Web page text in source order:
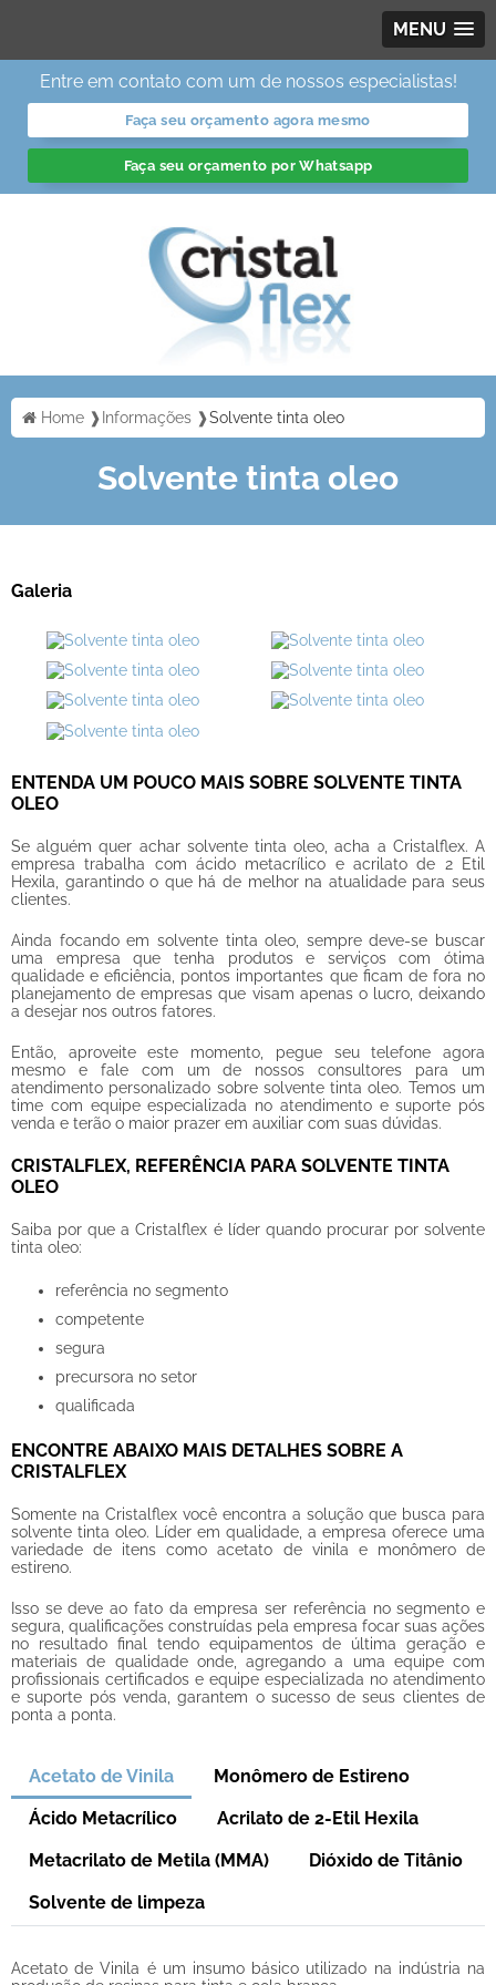
MENU
Entre em contato com um de nossos especialistas!
Faça seu orçamento agora mesmo
Faça seu orçamento por Whatsapp
Home ❱ Informações ❱Solvente tinta oleo
Solvente tinta oleo
Galeria
ENTENDA UM POUCO MAIS SOBRE SOLVENTE TINTA
OLEO
Se alguém quer achar solvente tinta oleo , acha a Cristalflex. A
empresa trabalha com ácido metacrílico e acrilato de 2 Etil
Hexila, garantindo o que há de melhor na atualidade para seus
clientes.
Ainda focando em solvente tinta oleo , sempre deve-se buscar
uma empresa que tenha produtos e serviços com ótima
qualidade e eficiência, pontos importantes que ficam de fora no
planejamento de empresas que visam apenas o lucro, deixando
a desejar nos outros fatores.
Então, aproveite este momento, pegue seu telefone agora
mesmo e fale com um de nossos consultores para um
atendimento personalizado sobre solvente tinta oleo. Temos um
time com equipe especializada no atendimento e suporte pós
venda e terão o maior prazer em auxiliar com suas dúvidas.
CRISTALFLEX, REFERÊNCIA PARA SOLVENTE TINTA
OLEO
Saiba por que a Cristalflex é líder quando procurar por solvente
tinta oleo:
referência no segmento
competente
segura
precursora no setor
qualificada
ENCONTRE ABAIXO MAIS DETALHES SOBRE A
CRISTALFLEX
Somente na Cristalflex você encontra a solução que busca para
solvente tinta oleo. Líder em qualidade, a empresa oferece uma
variedade de itens como acetato de vinila e monômero de
estireno.
Isso se deve ao fato da empresa ser referência no segmento e
segura, qualificações construídas pela empresa focar suas ações
no resultado final tendo equipamentos de última geração e
materiais de qualidade onde, agregando a uma equipe com
profissionais certificados e equipe especializada no atendimento
e suporte pós venda, garantem o sucesso de seus clientes de
ponta a ponta.
Acetato de Vinila
Monômero de Estireno
Ácido Metacrílico
Acrilato de 2-Etil Hexila
Metacrilato de Metila (MMA)
Dióxido de Titânio
Solvente de limpeza
Acetato de Vinila é um insumo básico utilizado na indústria na